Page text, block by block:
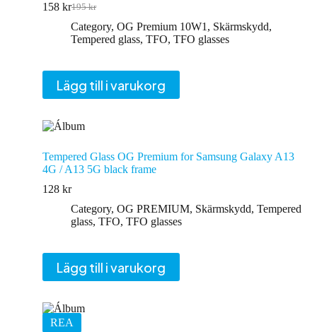
195kr
Det
ursprungliga
priset
158 krDet
nuvarande
priset
Category, OG Premium 10W1 , Skärmskydd,
Tempered glass, TFO, TFO glasses
Lägg till i varukorg
Tempered Glass OG Premium for Samsung Galaxy A13
4G / A13 5G black frame
128 kr
Category, OG PREMIUM, Skärmskydd, Tempered
glass, TFO, TFO glasses
Lägg till i varukorg
REA